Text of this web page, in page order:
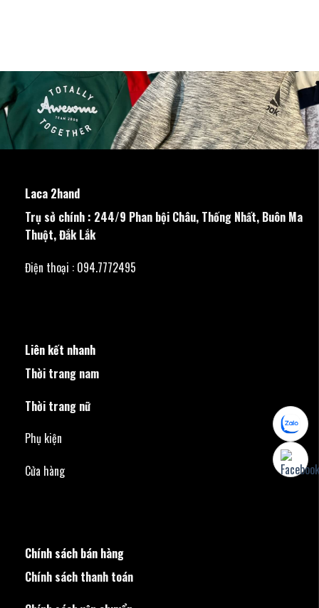
Laca 2hand
Trụ sở chính : 244/9 Phan bội Châu, Thống Nhất, Buôn Ma
Thuột, Đắk Lắk
Điện thoại : 094.7772495
Liên kết nhanh
Thời trang nam
Thời trang nữ
Phụ kiện
Cửa hàng
Chính sách bán hàng
Chính sách thanh toán